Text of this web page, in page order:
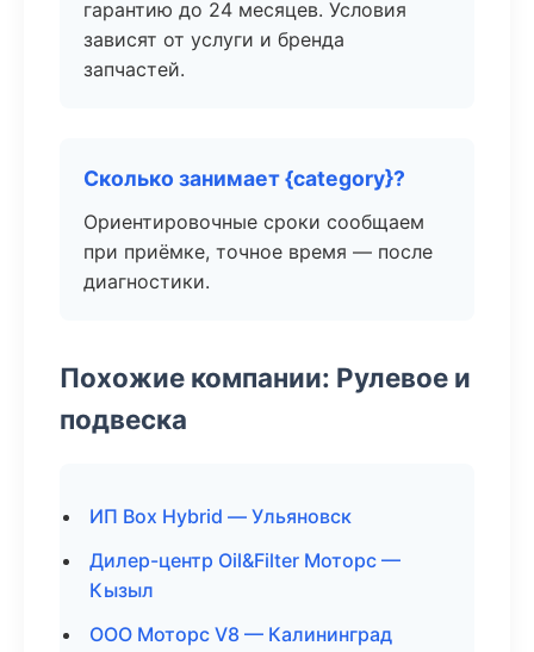
гарантию до 24 месяцев. Условия
зависят от услуги и бренда
запчастей.
Сколько занимает {category}?
Ориентировочные сроки сообщаем
при приёмке, точное время — после
диагностики.
Похожие компании: Рулевое и
подвеска
ИП Box Hybrid — Ульяновск
Дилер-центр Oil&Filter Моторс —
Кызыл
ООО Моторс V8 — Калининград